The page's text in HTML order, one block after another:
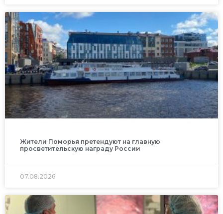
Жители Поморья претендуют на главную
просветительскую награду России
07.08.2026